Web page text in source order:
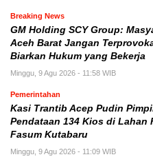
Breaking News
GM Holding SCY Group:
Aceh Barat Jangan
Biarkan Hukum yang Bekerja
Minggu, 9 Agu 2026 - 11:58 WIB
Pemerintahan
Kasi Trantib Acep Pudin
Pendataan 134 Kios di Lahan
Fasum Kutabaru
Minggu, 9 Agu 2026 - 11:09 WIB